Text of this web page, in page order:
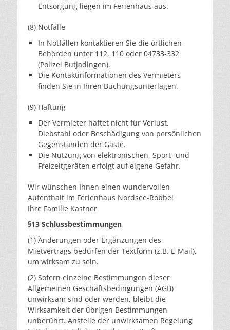
Entsorgung liegen im Ferienhaus aus.
(8) Notfälle
In Notfällen kontaktieren Sie die örtlichen
Behörden unter 112, 110 oder 04733-332
(Polizei Butjadingen).
Die Kontaktinformationen des Vermieters
finden Sie in Ihren Buchungsunterlagen.
(9) Haftung
Der Vermieter haftet nicht für Verlust,
Diebstahl oder Beschädigung von persönlichen
Gegenständen der Gäste.
Die Nutzung von elektronischen, Sport- und
Freizeitgeräten erfolgt auf eigene Gefahr.
Wir wünschen Ihnen einen wundervollen
Aufenthalt im Ferienhaus Nordsee-Robbe!
Ihre Familie Kastner
§13 Schlussbestimmungen
(1) Änderungen oder Ergänzungen des
Mietvertrags bedürfen der Textform (z.B. E-Mail),
um wirksam zu sein.
(2) Sofern einzelne Bestimmungen dieser
Allgemeinen Geschäftsbedingungen (AGB)
unwirksam sind oder werden, bleibt die
Wirksamkeit der übrigen Bestimmungen
unberührt. Anstelle der unwirksamen Regelung